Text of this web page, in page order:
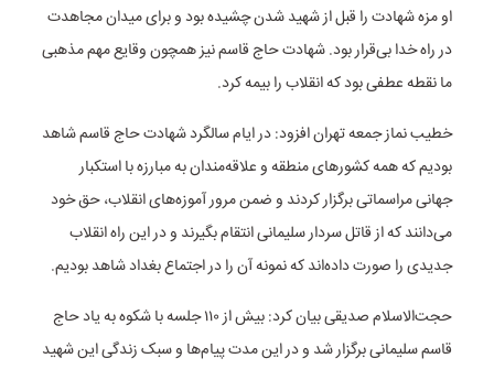
او مزه شهادت را قبل از شهید شدن چشیده بود و برای میدان مجاهدت
در راه خدا بی‌قرار بود. شهادت حاج قاسم نیز همچون وقایع مهم مذهبی
ما نقطه عطفی بود که انقلاب را بیمه کرد.
خطیب نماز جمعه تهران افزود: در ایام سالگرد شهادت حاج قاسم شاهد
بودیم که همه کشورهای منطقه و علاقه‌مندان به مبارزه با استکبار
جهانی مراسماتی برگزار کردند و ضمن مرور آموزه‌های انقلاب، حق خود
می‌دانند که از قاتل سردار سلیمانی انتقام بگیرند و در این راه انقلاب
جدیدی را صورت داده‌اند که نمونه آن را در اجتماع بغداد شاهد بودیم.
حجت‌الاسلام صدیقی بیان کرد: بیش از ۱۱۰ جلسه با شکوه به یاد حاج
قاسم سلیمانی برگزار شد و در این مدت پیام‌ها و سبک زندگی این شهید